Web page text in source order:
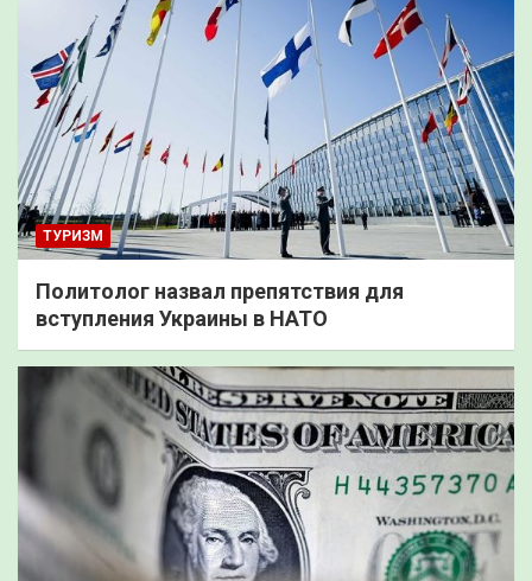
ТУРИЗМ
Политолог назвал препятствия для
вступления Украины в НАТО